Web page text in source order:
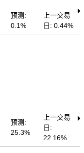
预测:
0.1%
上一交易
日: 0.44%
预测:
25.3%
上一交易
日:
22.16%